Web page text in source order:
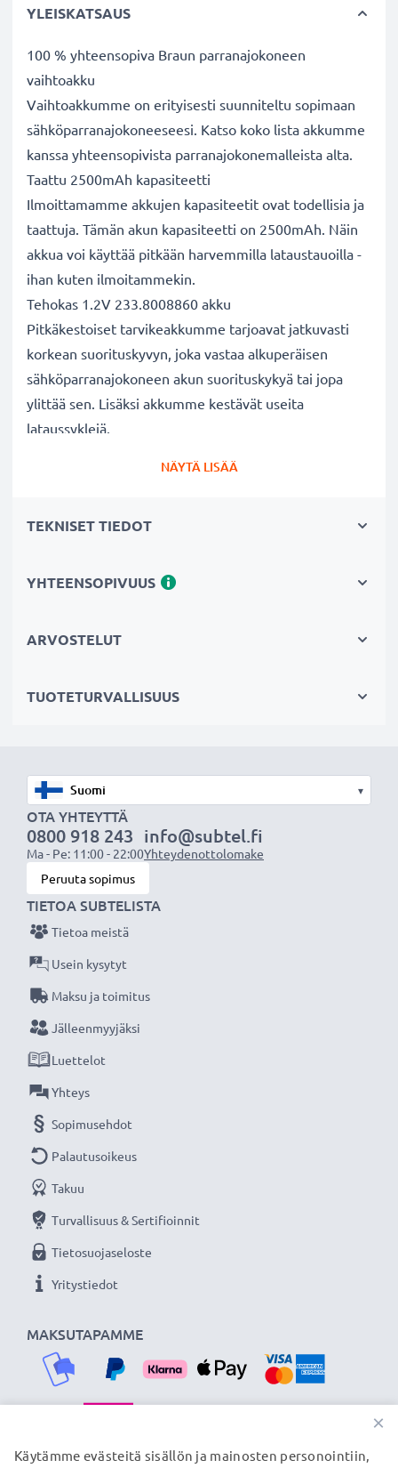
YLEISKATSAUS
100 % yhteensopiva Braun parranajokoneen
vaihtoakku
Vaihtoakkumme on erityisesti suunniteltu sopimaan
sähköparranajokoneeseesi. Katso koko lista akkumme
kanssa yhteensopivista parranajokonemalleista alta.
Taattu 2500mAh kapasiteetti
Ilmoittamamme akkujen kapasiteetit ovat todellisia ja
taattuja. Tämän akun kapasiteetti on 2500mAh. Näin
akkua voi käyttää pitkään harvemmilla lataustauoilla -
ihan kuten ilmoitammekin.
Tehokas 1.2V 233.8008860 akku
Pitkäkestoiset tarvikeakkumme tarjoavat jatkuvasti
korkean suorituskyvyn, joka vastaa alkuperäisen
sähköparranajokoneen akun suorituskykyä tai jopa
ylittää sen. Lisäksi akkumme kestävät useita
lataussyklejä.
kokonaan korkeimmat EU-standardit ja enemmänkin -
Kestävä valinta
erinomaisesti vaihtoakuksi alkuperäisen akun sijaan tai
NÄYTÄ LISÄÄ
TEKNISET TIEDOT
YHTEENSOPIVUUS
ARVOSTELUT
TUOTETURVALLISUUS
▾
OTA YHTEYTTÄ
0800 918 243
Ma - Pe: 11:00 - 22:00
info@subtel.fi
Yhteydenottolomake
Peruuta sopimus
MAKSUTAPAMME
TIETOA SUBTELISTA
Tietoa meistä
Usein kysytyt
Maksu ja toimitus
Jälleenmyyjäksi
Luettelot
Yhteys
Sopimusehdot
Palautusoikeus
Takuu
Turvallisuus & Sertifioinnit
Tietosuojaseloste
Yritystiedot
TOIMITUSKUMPPANIMME
×
Käytämme evästeitä sisällön ja mainosten personointiin,